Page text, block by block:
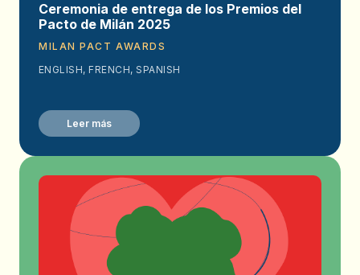
Ceremonia de entrega de los Premios del
Pacto de Milán 2025
MILAN PACT AWARDS
ENGLISH, FRENCH, SPANISH
Leer más